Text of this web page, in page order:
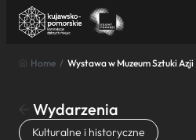
Znajdź atrakcję
Nazwa atrakcji
Home / Wystawa w Muzeum Sztuki Azji
Wydarzenia
Kulturalne i historyczne